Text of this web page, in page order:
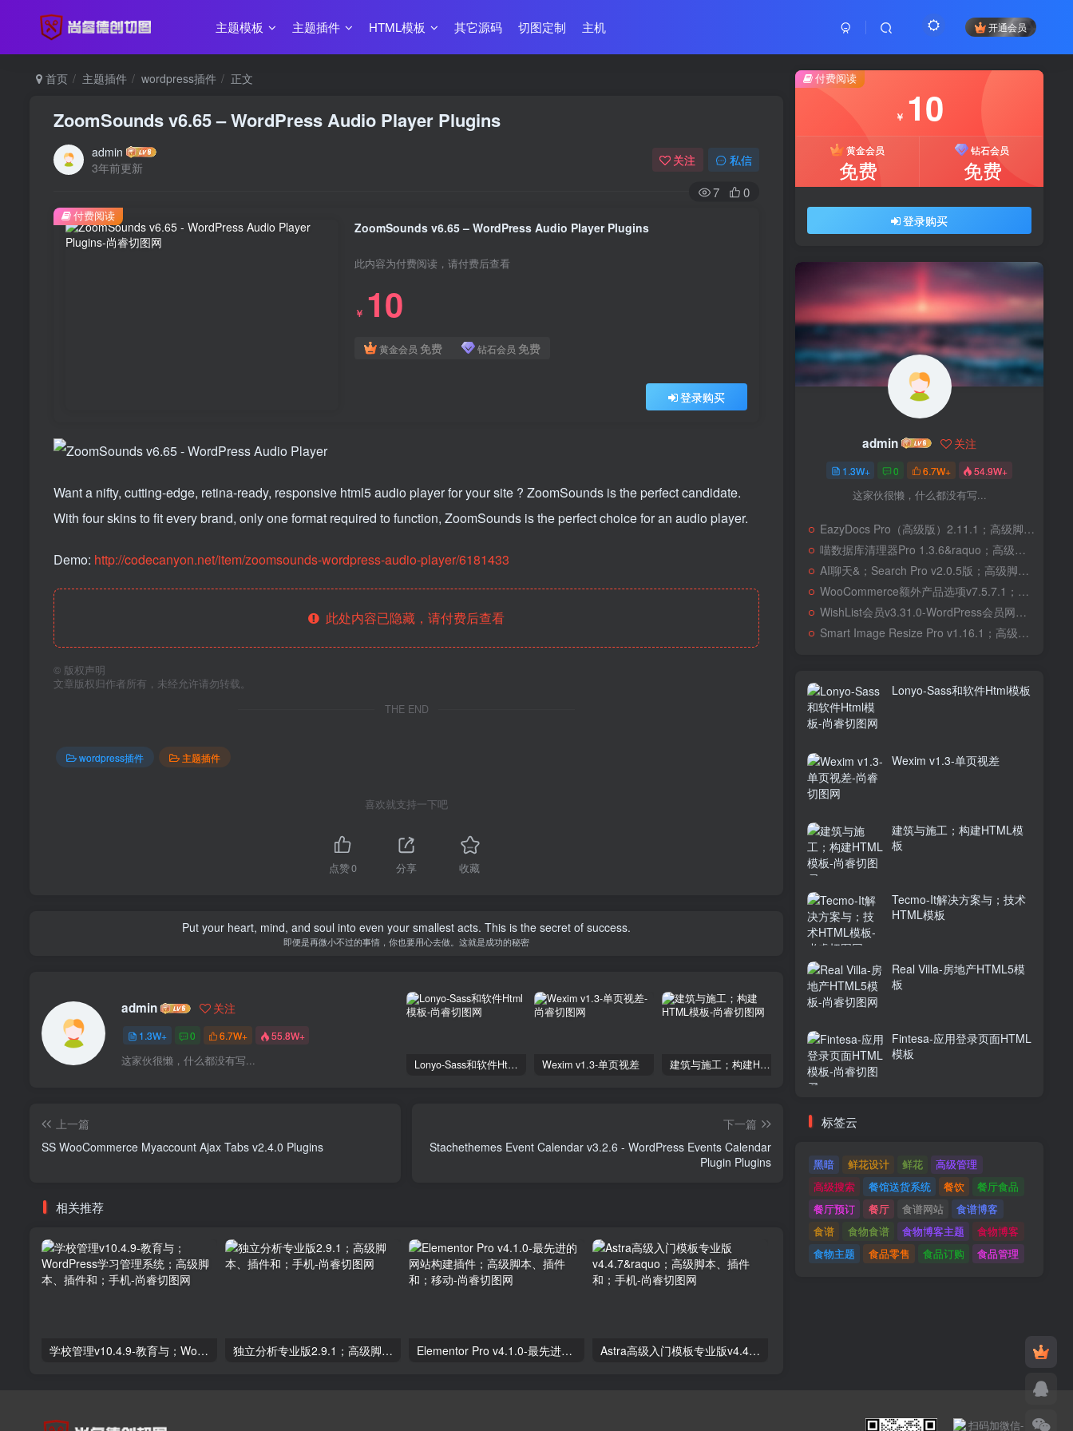
主题模板 主题插件 HTML模板 其它源码 切图定制 主机 开通会员
首页 主题插件 wordpress插件 正文
ZoomSounds v6.65 – WordPress Audio Player Plugins
admin
3年前更新
关注 私信
7 0
ZoomSounds v6.65 – WordPress Audio Player Plugins
此内容为付费阅读，请付费后查看
￥ 10
黄金会员 免费 钻石会员 免费
登录购买
付费阅读
Want a nifty, cutting-edge, retina-ready, responsive html5 audio player for your site ? ZoomSounds is the perfect candidate.
With four skins to fit every brand, only one format required to function, ZoomSounds is the perfect choice for an audio player.
Demo: http://codecanyon.net/item/zoomsounds-wordpress-audio-player/6181433
此处内容已隐藏，请付费后查看
© 版权声明
文章版权归作者所有，未经允许请勿转载。
THE END
wordpress插件 主题插件
喜欢就支持一下吧
点赞0 分享 收藏
Put your heart, mind, and soul into even your smallest acts. This is the secret of success.
即便是再微小不过的事情，你也要用心去做。这就是成功的秘密
admin 关注
1.3W+ 0 6.7W+ 55.8W+
这家伙很懒，什么都没有写... Lonyo-Sass和软件Html模板 Wexim v1.3-单页视差 建筑与施工；构建HTML模板 Tecmo-It解决方案与；技术HTML模板
上一篇
SS WooCommerce Myaccount Ajax Tabs v2.4.0 Plugins
下一篇
Stachethemes Event Calendar v3.2.6 - WordPress Events Calendar
Plugin Plugins
相关推荐
学校管理v10.4.9-教育与；WordPress学习管理系统；高级脚本、插件和；手机 独立分析专业版2.9.1；高级脚本、插件和；手机 Elementor Pro v4.1.0-最先进的网站构建插件；高级脚本、插件和；移动 Astra高级入门模板专业版v4.4.7&raquo；高级脚本、插件和；手机
付费阅读
￥ 10
黄金会员
免费
钻石会员
免费
登录购买
admin 关注
1.3W+ 0 6.7W+ 54.9W+
这家伙很懒，什么都没有写...
EazyDocs Pro（高级版）2.11.1；高级脚本、插件和；移动
喵数据库清理器Pro 1.3.6&raquo；高级脚本、插件和；移动
AI聊天&；Search Pro v2.0.5版；高级脚本、插件和；移动
WooCommerce额外产品选项v7.5.7.1；高级脚本、插件和；移动
WishList会员v3.31.0-WordPress会员网站；高级脚本、插件和；移动
Smart Image Resize Pro v1.16.1；高级脚本、插件和；移动
Lonyo-Sass和软件Html模板
Wexim v1.3-单页视差
建筑与施工；构建HTML模
板
Tecmo-It解决方案与；技术
HTML模板
Real Villa-房地产HTML5模
板
Fintesa-应用登录页面HTML
模板
标签云
黑暗 鲜花设计 鲜花
高级管理
高级搜索
餐馆送货系统 餐饮
餐厅食品
餐厅预订
餐厅 食谱网站
食谱博客
食谱
食物食谱 食物博客主题
食物博客
食物主题
食品零售 食品订购 食品管理